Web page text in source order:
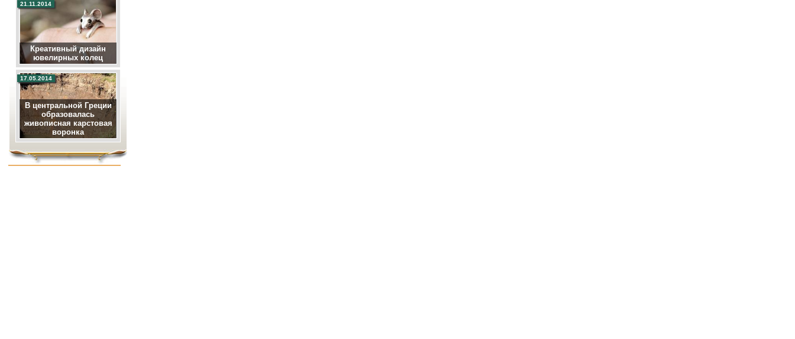
Креативный дизайн
ювелирных колец
21.11.2014
В центральной Греции
образовалась
живописная карстовая
воронка
17.05.2014